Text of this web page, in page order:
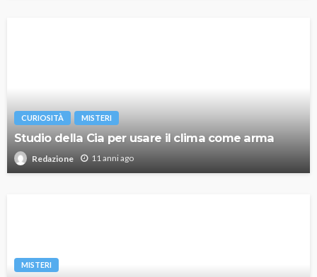
CURIOSITÀ MISTERI
Studio della Cia per usare il clima come arma
Redazione 11 anni ago
MISTERI